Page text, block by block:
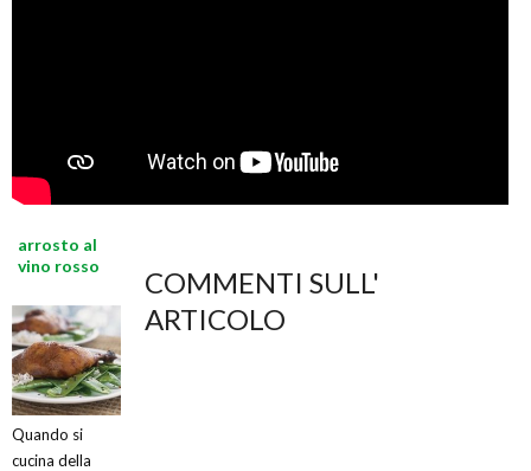
arrosto al
vino rosso
Quando si
cucina della
COMMENTI SULL'
ARTICOLO